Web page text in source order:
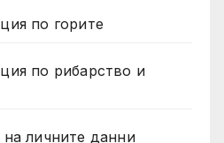
по горите
по рибарство и
личните данни